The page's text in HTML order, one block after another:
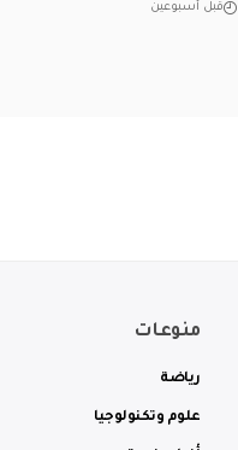
قبل أسبوعين
منوعات
رياضة
علوم وتكنولوجيا